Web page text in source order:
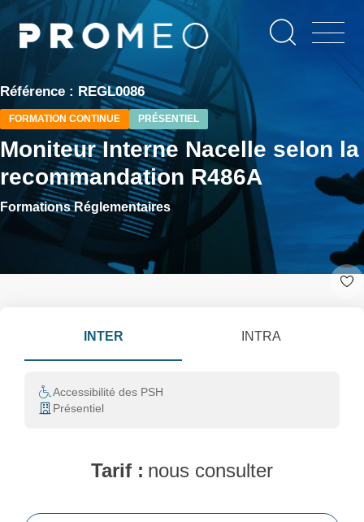
Aller
au
contenu
Référence : REGL0086
FORMATION CONTINUE PRÉSENTIEL
Moniteur Interne Nacelle selon la
recommandation R486A
Formations Réglementaires
INTER INTRA
Accessibilité des PSH
Présentiel
Tarif : nous consulter
Panneau de gestion des cookies